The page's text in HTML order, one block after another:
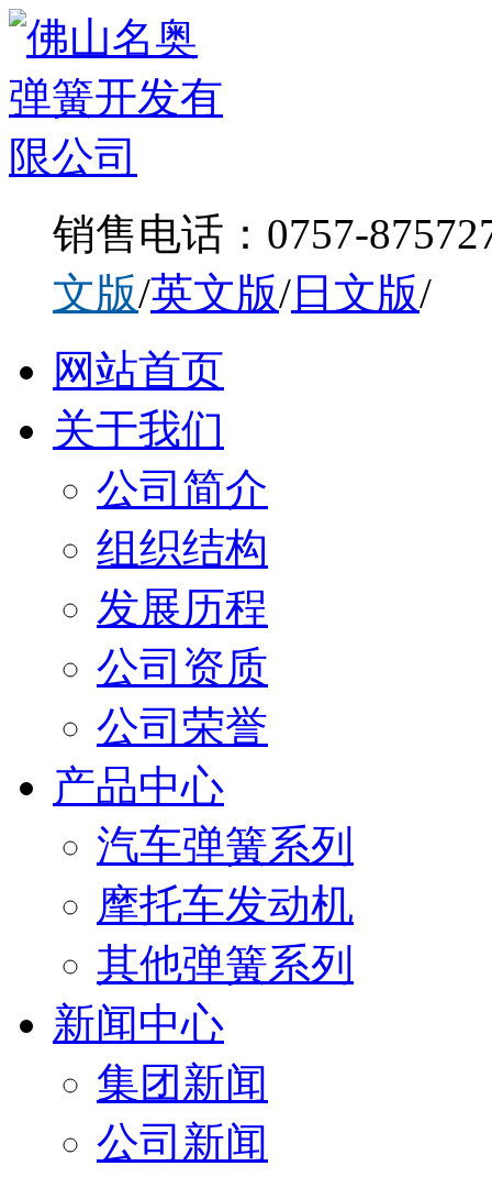
销售电话：0757-
文版/英文版/ 日文版/
网站首页
关于我们
公司简介
组织结构
发展历程
公司资质
公司荣誉
产品中心
汽车弹簧系列
摩托车发动机
其他弹簧系列
新闻中心
集团新闻
公司新闻